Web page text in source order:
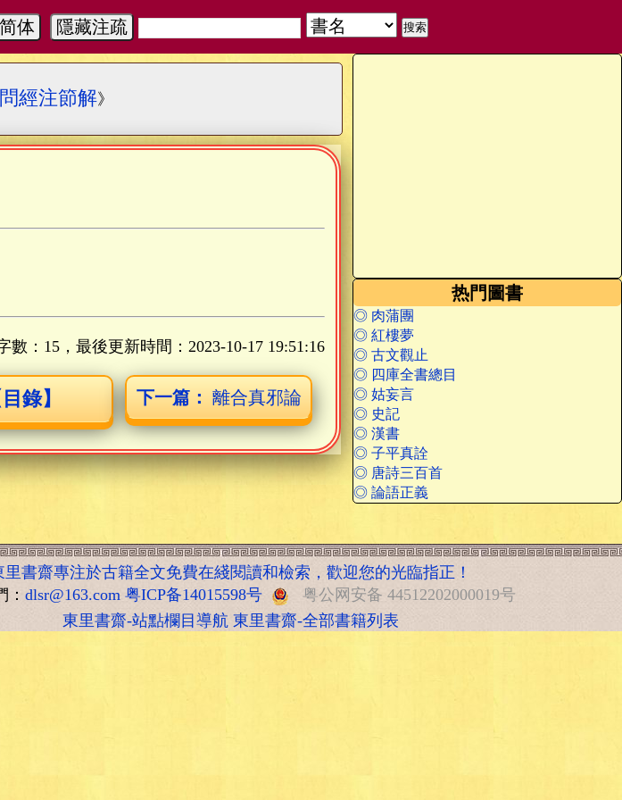
体 隱藏注疏
热門圖書
◎ 肉蒲團
◎ 紅樓夢
◎ 古文觀止
◎ 四庫全書總目
◎ 姑妄言
◎ 史記
◎ 漢書
◎ 子平真詮
◎ 唐詩三百首
◎ 論語正義
經注節解》
數：15，最後更新時間： 2023-10-17 19:51:16
目錄】 下一篇： 離合真邪論
里書齋專注於古籍全文免費在綫閱讀和檢索，歡迎您的光臨指正！
： dlsr@163.com 粤ICP备14015598号
粤公网安备 44512202000019号
東里書齋-站點欄目導航 東里書齋-全部書籍列表